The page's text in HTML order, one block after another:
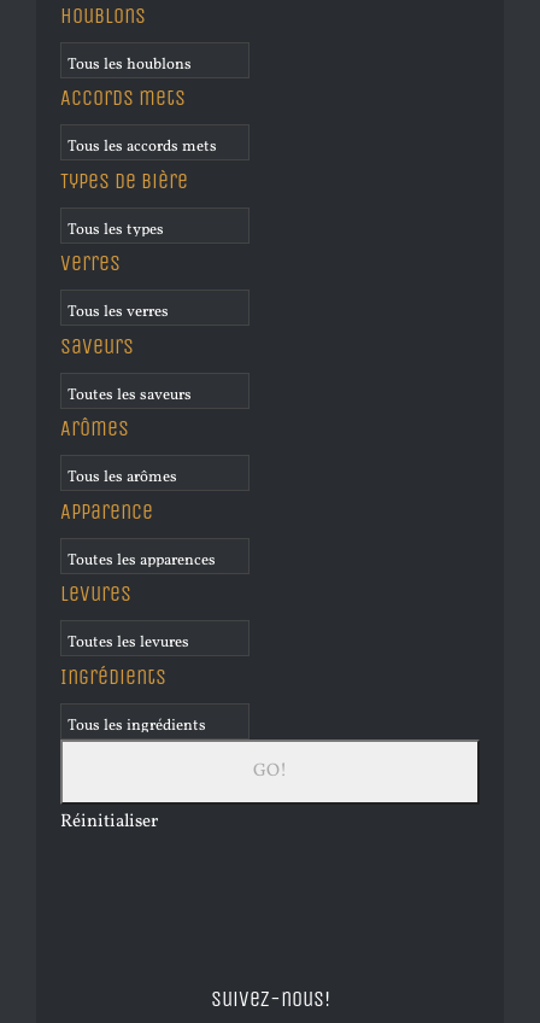
Houblons
Accords mets
Types de bière
Verres
Saveurs
Arômes
Apparence
Levures
Ingrédients
Réinitialiser
Suivez-nous!